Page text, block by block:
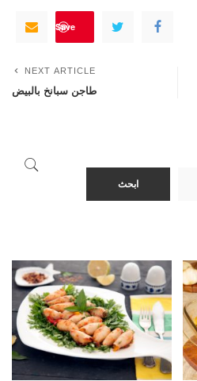
Save
NEXT ARTICLE
طاجن سبانخ بالبيض
ابحث